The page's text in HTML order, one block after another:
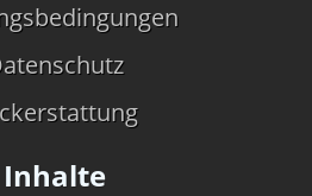
Inhalte